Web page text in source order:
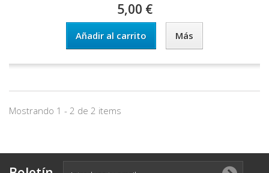
5,00 €
Añadir al carrito Más
Mostrando 1 - 2 de 2 items